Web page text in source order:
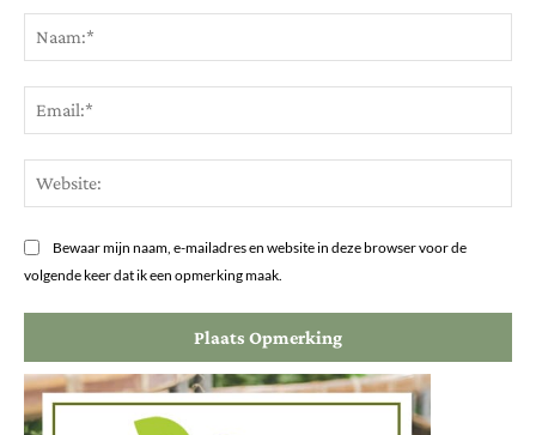
Bewaar mijn naam, e-mailadres en website in deze browser voor de
volgende keer dat ik een opmerking maak.